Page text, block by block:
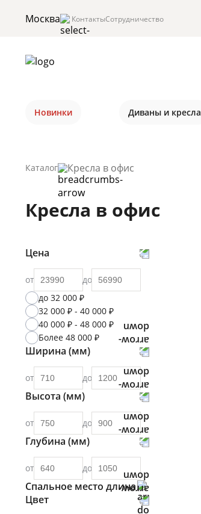
Москва КонтактыСотрудничество
Новинки Диваны и кресла
Каталог Кресла в офис
Кресла в офис
Цена
от
до
до 32 000 ₽
32 000 ₽ - 40 000 ₽
40 000 ₽ - 48 000 ₽
Более 48 000 ₽
Ширина (мм)
от до
Высота (мм)
от до
Глубина (мм)
от до
Спальное место длина
Цвет